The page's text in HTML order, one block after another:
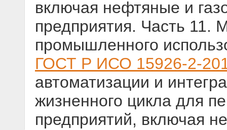
включая нефтяные и
предприятия. Часть 11.
промышленного
ГОСТ Р ИСО 15926-2-
автоматизации и
жизненного цикла для
предприятий, включая